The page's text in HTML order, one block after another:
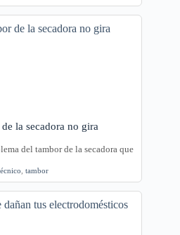
la secadora no gira
del tambor de la secadora que
tambor